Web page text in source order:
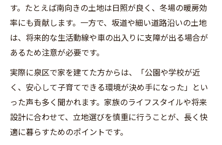
視
注文住宅 土地代 込み 相場を押さえた設計術
おしゃれと機能性を両立する新築注文住宅
の秘訣
宮城 注文住宅 相場と持続可能な家づくりの
視点
す。たとえば南向きの土地は日照が良く、冬場の暖房効
率にも貢献します。一方で、坂道や細い道路沿いの土地
は、将来的な生活動線や車の出入りに支障が出る場合が
あるため注意が必要です。
実際に泉区で家を建てた方からは、「公園や学校が近
く、安心して子育てできる環境が決め手になった」とい
った声も多く聞かれます。家族のライフスタイルや将来
設計に合わせて、立地選びを慎重に行うことが、長く快
適に暮らすためのポイントです。